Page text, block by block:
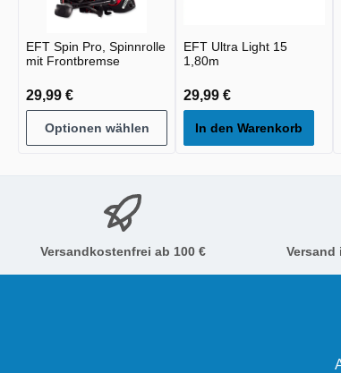
EFT Spin Pro, Spinnrolle
mit Frontbremse
29,99 €
Optionen wählen
EFT Ultra Light 15
1,80m
29,99 €
In den Warenkorb
Versandkostenfrei ab 100 € Versand